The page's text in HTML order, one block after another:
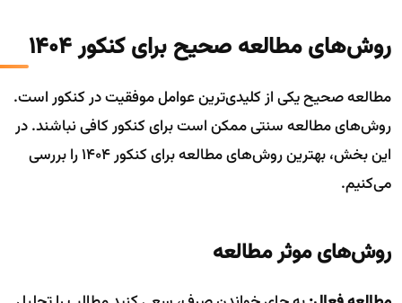
روش‌های مطالعه صحیح برای کنکور ۱۴۰۴
مطالعه صحیح یکی از کلیدی‌ترین عوامل موفقیت در کنکور است.
روش‌های مطالعه سنتی ممکن است برای کنکور کافی نباشند. در
این بخش، بهترین روش‌های مطالعه برای کنکور ۱۴۰۴ را بررسی
می‌کنیم.
روش‌های موثر مطالعه